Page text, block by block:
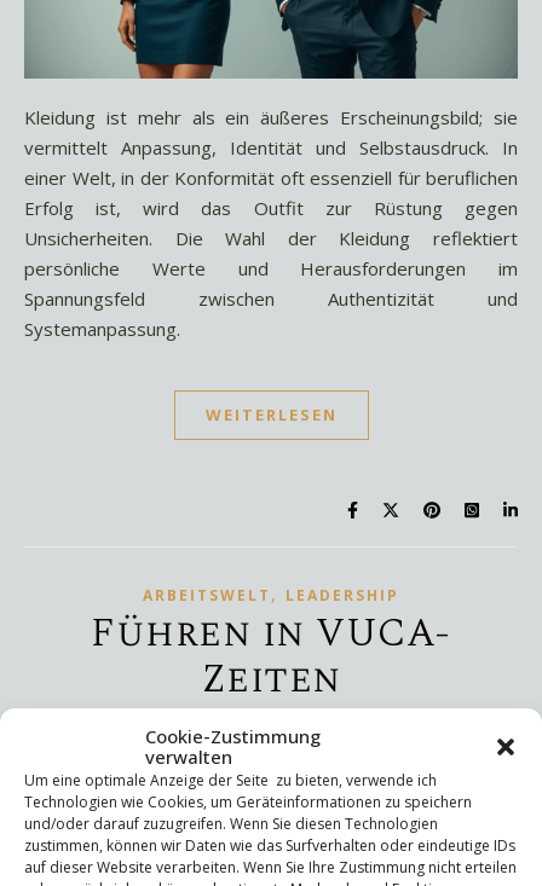
Cookie-Zustimmung
verwalten
Um eine optimale Anzeige der Seite zu bieten, verwende ich
Technologien wie Cookies, um Geräteinformationen zu speichern
und/oder darauf zuzugreifen. Wenn Sie diesen Technologien
zustimmen, können wir Daten wie das Surfverhalten oder eindeutige IDs
auf dieser Website verarbeiten. Wenn Sie Ihre Zustimmung nicht erteilen
Kleidung ist mehr als ein äußeres Erscheinungsbild; sie
vermittelt Anpassung, Identität und Selbstausdruck. In
einer Welt, in der Konformität oft essenziell für beruflichen
Erfolg ist, wird das Outfit zur Rüstung gegen
Unsicherheiten. Die Wahl der Kleidung reflektiert
persönliche Werte und Herausforderungen im
Spannungsfeld zwischen Authentizität und
Systemanpassung.
WEITERLESEN
ARBEITSWELT , LEADERSHIP
Führen in VUCA-
Zeiten
18. Oktober 2024/No Comments